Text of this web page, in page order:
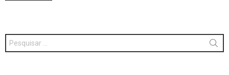
Procurar
por: